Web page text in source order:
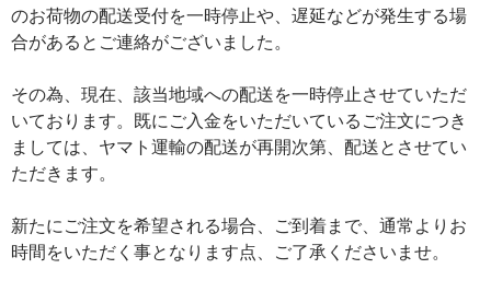
のお荷物の配送受付を一時停止や、遅延などが発生する場
合があるとご連絡がございました。
その為、現在、該当地域への配送を一時停止させていただ
いております。既にご入金をいただいているご注文につき
ましては、ヤマト運輸の配送が再開次第、配送とさせてい
ただきます。
新たにご注文を希望される場合、ご到着まで、通常よりお
時間をいただく事となります点、ご了承くださいませ。